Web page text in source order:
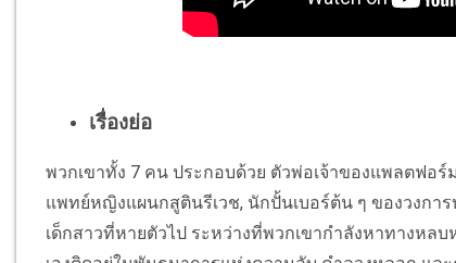
เรื่องย่อ
พวกเขาทั้ง 7 คน ประกอบด้วย ตัวพ่อเจ้าของแพลตฟอ
แพทย์หญิงแผนกสูตินรีเวช, นักปั้นเบอร์ต้น ๆ ของวงกา
เด็กสาวที่หายตัวไป ระหว่างที่พวกเขากำลังหาทางห